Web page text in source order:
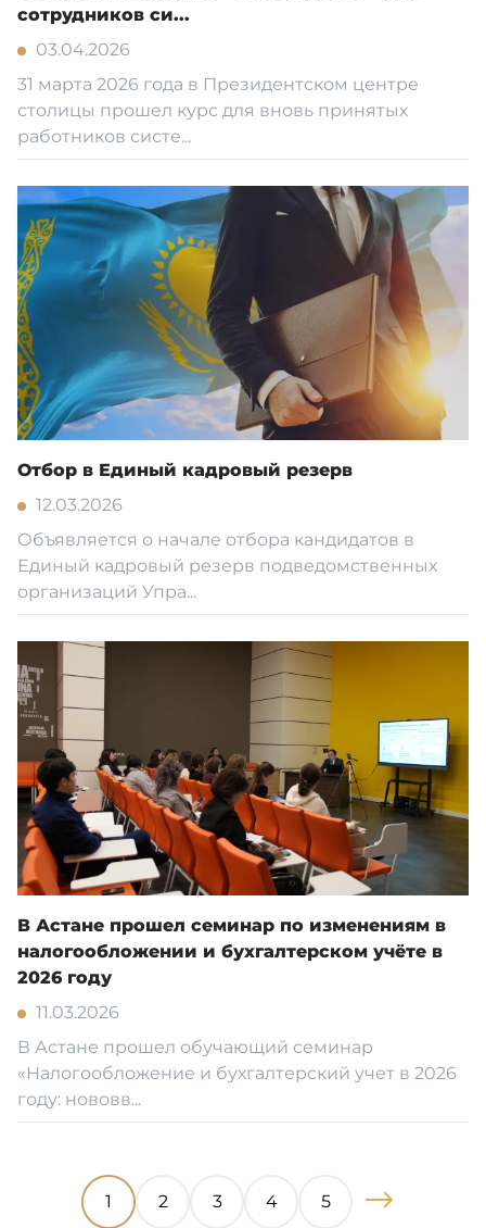
сотрудников си...
03.04.2026
31 марта 2026 года в Президентском центре
столицы прошел курс для вновь принятых
работников систе...
Отбор в Единый кадровый резерв
12.03.2026
Объявляется о начале отбора кандидатов в
Единый кадровый резерв подведомственных
организаций Упра...
В Астане прошел семинар по изменениям в
налогообложении и бухгалтерском учёте в
2026 году
11.03.2026
В Астане прошел обучающий семинар
«Налогообложение и бухгалтерский учет в 2026
году: нововв...
1 2 3 4 5